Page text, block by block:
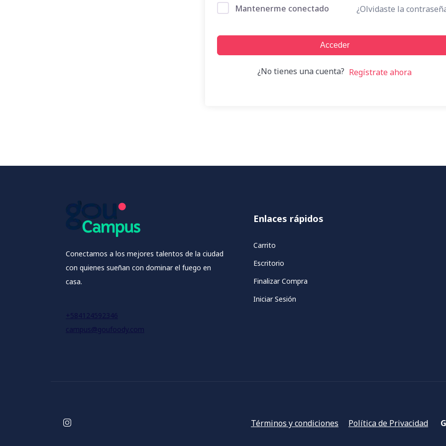
Mantenerme conectado ¿Olvidaste la
Acceder
¿No tienes una cuenta? Regístrate ahora
Conectamos a los mejores talentos de la ciudad
con quienes sueñan con dominar el fuego en
casa.
+584124592346
campus@goufoody.com
Enlaces rápidos
Carrito
Escritorio
Finalizar Compra
Iniciar Sesión
Términos y condiciones Política de Privacidad